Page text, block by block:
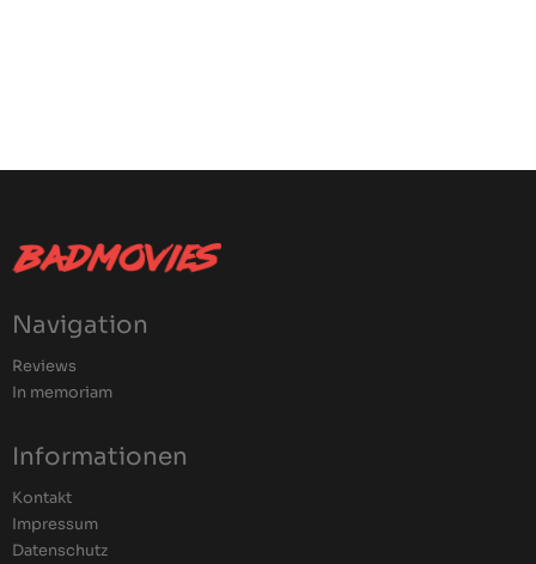
Navigation
Reviews
In memoriam
Informationen
Kontakt
Impressum
Datenschutz